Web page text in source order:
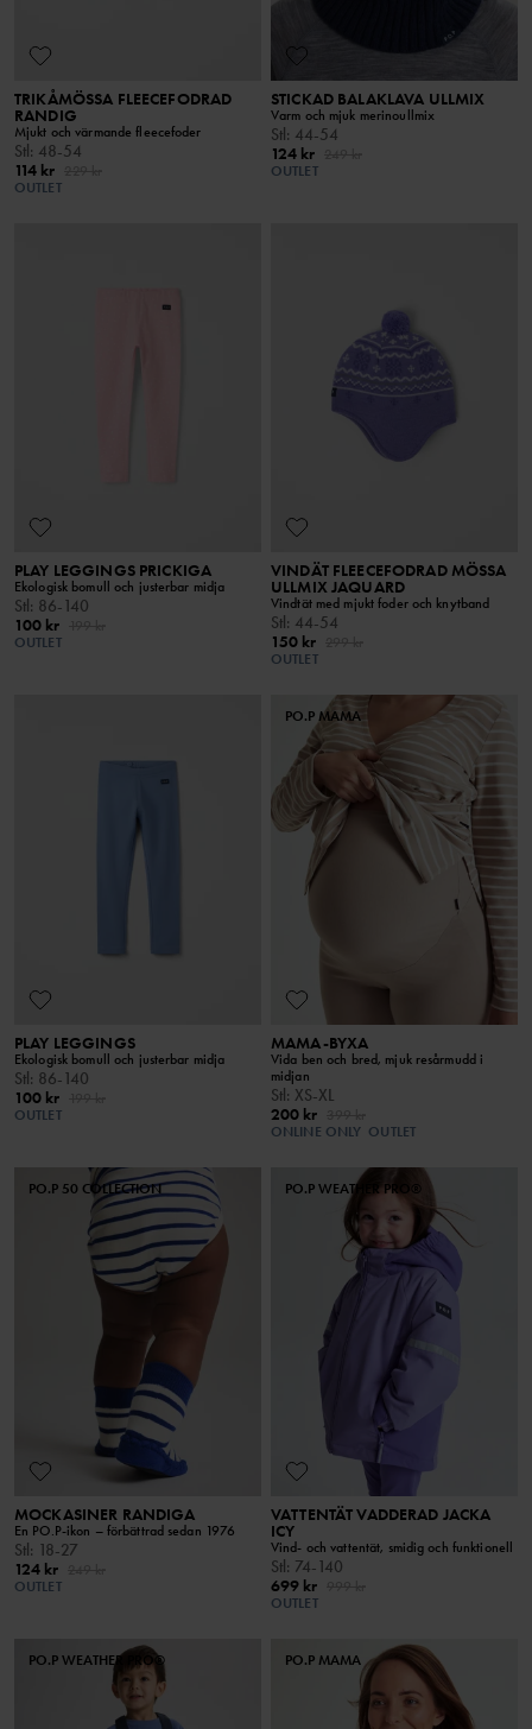
TRIKÅMÖSSA FLEECEFODRAD
RANDIG
Mjukt och värmande fleecefoder
Stl: 48-54
114 kr
OUTLET
STICKAD BALAKLAVA ULLMIX
Varm och mjuk merinoullmix
Stl: 44-54
124 kr
OUTLET
PLAY LEGGINGS PRICKIGA
Ekologisk bomull och justerbar midja
Stl : 86-140
100 kr
OUTLET
VINDÄT FLEECEFODRAD MÖSSA
ULLMIX JAQUARD
Vindtät med mjukt foder och knytband
Stl : 44-54
150 kr
OUTLET
PLAY LEGGINGS
Ekologisk bomull och justerbar midja
Stl: 86-140
100 kr
OUTLET
PO.P MAMA
MAMA-BYXA
Vida ben och bred, mjuk resårmudd i
midjan
Stl: XS-XL
200 kr
ONLINE ONLY OUTLET
PO.P 50 COLLECTION
MOCKASINER RANDIGA
En PO.P-ikon – förbättrad sedan 1976
Stl: 18-27
124 kr
OUTLET
PO.P WEATHER PRO®
VATTENTÄT VADDERAD JACKA
ICY
Vind- och vattentät, smidig och funktionell
Stl: 74-140
699 kr
OUTLET
PO.P WEATHER PRO® PO.P MAMA